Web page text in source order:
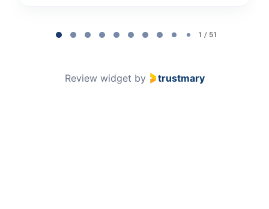
1 / 51
Review widget by trustmary